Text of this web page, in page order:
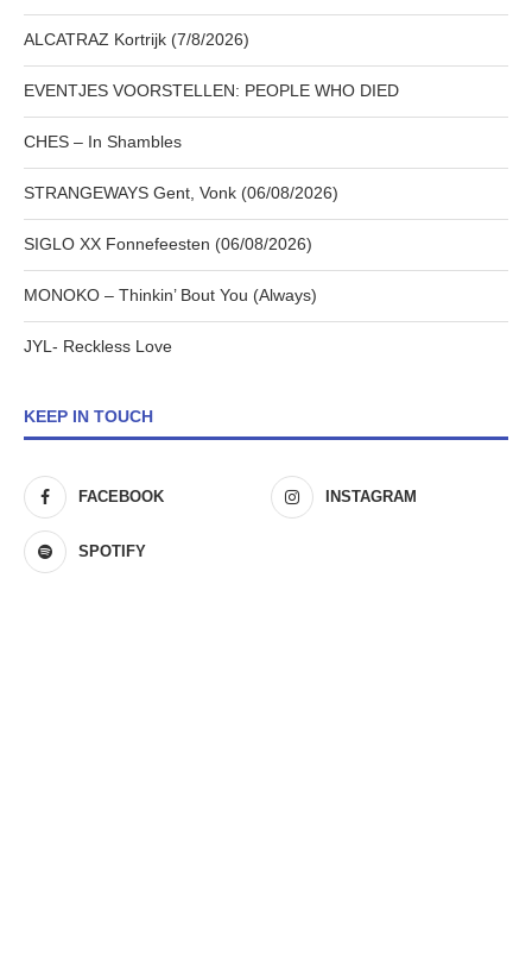
ALCATRAZ Kortrijk (7/8/2026)
EVENTJES VOORSTELLEN: PEOPLE WHO DIED
CHES – In Shambles
STRANGEWAYS Gent, Vonk (06/08/2026)
SIGLO XX Fonnefeesten (06/08/2026)
MONOKO – Thinkin’ Bout You (Always)
JYL- Reckless Love
KEEP IN TOUCH
FACEBOOK INSTAGRAM
SPOTIFY